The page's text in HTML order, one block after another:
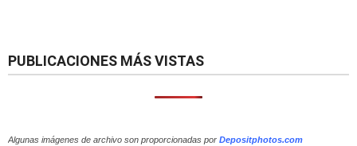
PUBLICACIONES MÁS VISTAS
Algunas imágenes de archivo son proporcionadas por Depositphotos.com